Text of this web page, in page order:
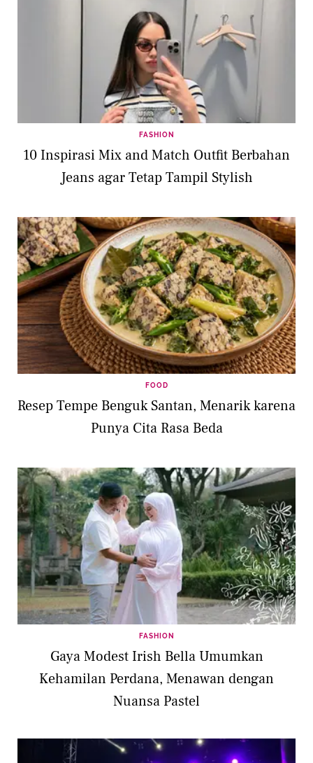
FASHION
10 Inspirasi Mix and Match Outfit Berbahan
Jeans agar Tetap Tampil Stylish
FOOD
Resep Tempe Benguk Santan, Menarik karena
Punya Cita Rasa Beda
FASHION
Gaya Modest Irish Bella Umumkan
Kehamilan Perdana, Menawan dengan
Nuansa Pastel